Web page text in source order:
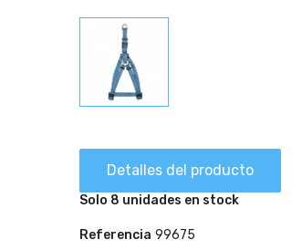
Detalles del producto
Solo 8 unidades en stock
Referencia 99675